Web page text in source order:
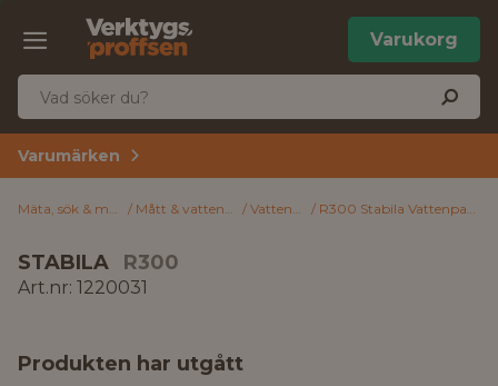
Varukorg
Varumärken
Mäta, sök & märk Mått & vattenpass Vattenpass R300 Stabila Vattenpass 122 cm
STABILA R300
Art.nr: 1220031
Produkten har utgått